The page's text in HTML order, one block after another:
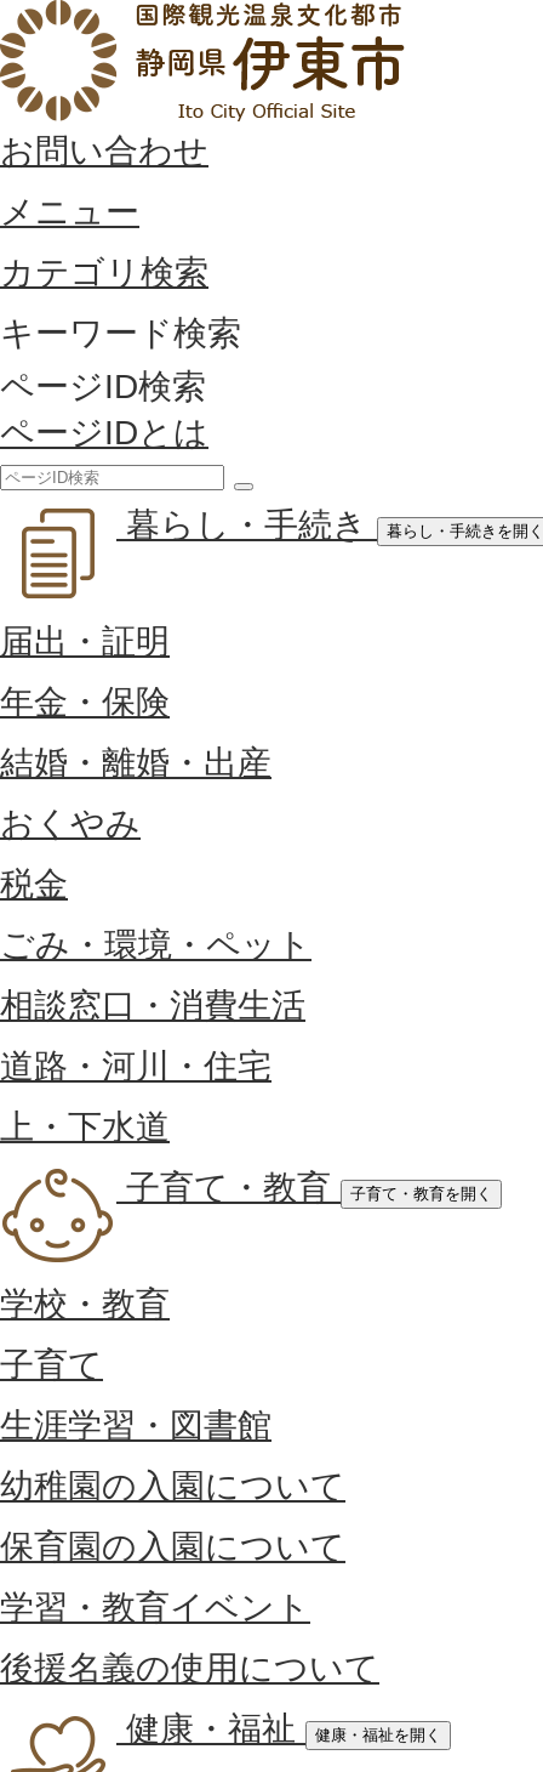
お問い合わせ
メニュー
カテゴリ検索
キーワード検索
ページID検索
ページIDとは
索
暮らし・手続き 暮らし・手続きを開く
届出・証明
年金・保険
結婚・離婚・出産
おくやみ
税金
ごみ・環境・ペット
相談窓口・消費生活
道路・河川・住宅
上・下水道
子育て・教育
子育て・教育を開く
学校・教育
子育て
生涯学習・図書館
幼稚園の入園について
保育園の入園について
学習・教育イベント
後援名義の使用について
健康・福祉
健康・福祉を開く